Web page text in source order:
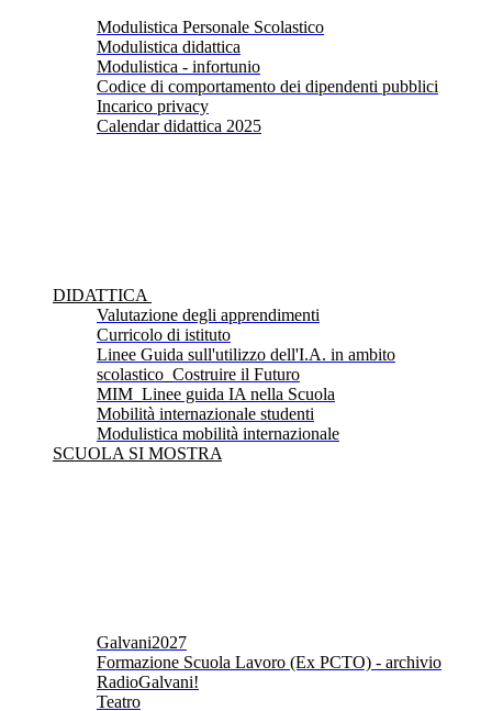
Modulistica Personale Scolastico
Modulistica didattica
Modulistica - infortunio
Codice di comportamento dei dipendenti pubblici
Incarico privacy
Calendar didattica 2025
DIDATTICA
Valutazione degli apprendimenti
Curricolo di istituto
Linee Guida sull'utilizzo dell'I.A. in ambito
scolastico_Costruire il Futuro
MIM_Linee guida IA nella Scuola
Mobilità internazionale studenti
Modulistica mobilità internazionale
SCUOLA SI MOSTRA
Galvani2027
Formazione Scuola Lavoro (Ex PCTO) - archivio
RadioGalvani!
Teatro